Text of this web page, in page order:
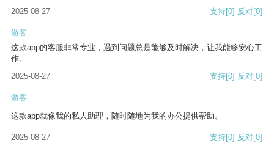
2025-08-27 支持[0] 反对[0]
游客
这款app的客服非常专业，遇到问题总是能够及时解决，让我能够安心工
作。
2025-08-27
支持[0] 反对[0]
游客
这款app就像我的私人助理，随时随地为我的办公提供帮助。
2025-08-27 支持[0] 反对[0]